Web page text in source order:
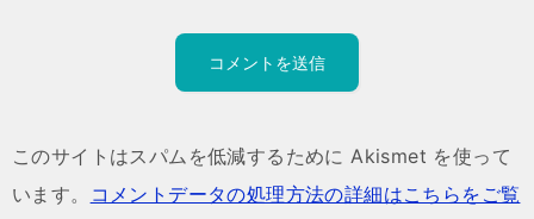
このサイトはスパムを低減するために Akismet を使って
います。
コメントデータの処理方法の詳細はこちらをご覧